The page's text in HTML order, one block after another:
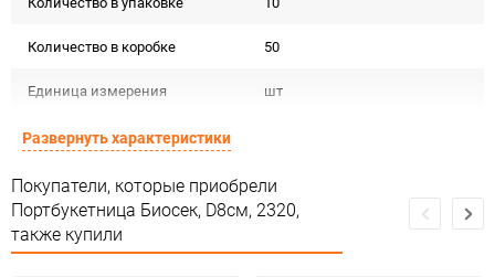
Количество в коробке 50
Единица измерения шт
Развернуть характеристики
Покупатели, которые приобрели
Портбукетница Биосек, D8см, 2320,
также купили